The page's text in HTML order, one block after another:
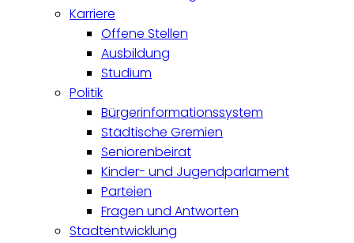
Karriere
Offene Stellen
Ausbildung
Studium
Politik
Bürgerinformationssystem
Städtische Gremien
Seniorenbeirat
Kinder- und Jugendparlament
Parteien
Fragen und Antworten
Stadtentwicklung